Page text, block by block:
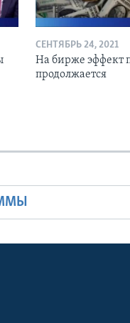
СЕНТЯБРЬ 24, 2021
На бирже эффект
продолжается